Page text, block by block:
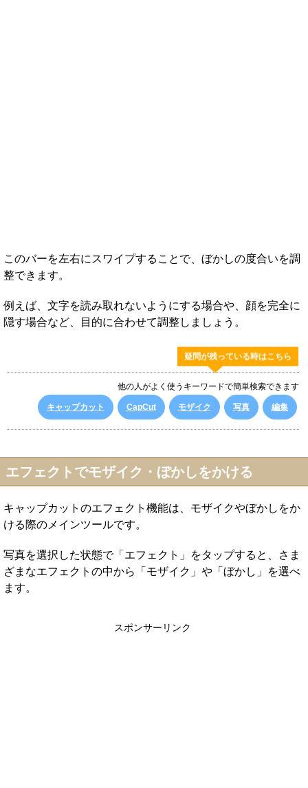
このバーを左右にスワイプすることで、ぼかしの度合いを調
整できます。
例えば、文字を読み取れないようにする場合や、顔を完全に
隠す場合など、目的に合わせて調整しましょう。
疑問が残っている時はこちら
他の人がよく使うキーワードで簡単検索できます
キャップカット CapCut モザイク 写真 編集
エフェクトでモザイク・ぼかしをかける
キャップカットのエフェクト機能は、モザイクやぼかしをか
ける際のメインツールです。
写真を選択した状態で「エフェクト」をタップすると、さま
ざまなエフェクトの中から「モザイク」や「ぼかし」を選べ
ます。
スポンサーリンク